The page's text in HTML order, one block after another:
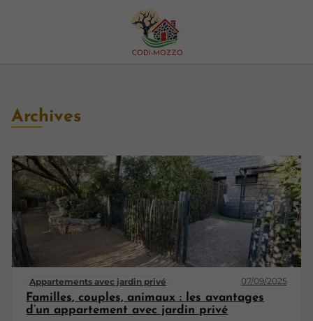
Archives
Appartements avec jardin privé 07/09/2025
Familles, couples, animaux : les avantages
d’un appartement avec jardin privé